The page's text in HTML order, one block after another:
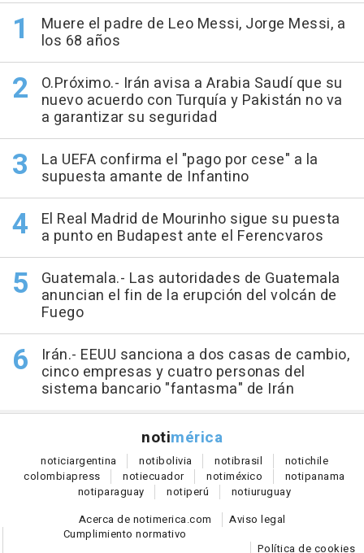
Muere el padre de Leo Messi, Jorge Messi, a
los 68 años
O.Próximo.- Irán avisa a Arabia Saudí que su
nuevo acuerdo con Turquía y Pakistán no va
a garantizar su seguridad
La UEFA confirma el "pago por cese" a la
supuesta amante de Infantino
El Real Madrid de Mourinho sigue su puesta
a punto en Budapest ante el Ferencvaros
Guatemala.- Las autoridades de Guatemala
anuncian el fin de la erupción del volcán de
Fuego
Irán.- EEUU sanciona a dos casas de cambio,
cinco empresas y cuatro personas del
sistema bancario "fantasma" de Irán
notimérica
noticiargentina notibolivia notibrasil notichile
colombiapress notiecuador notiméxico notipanama
notiparaguay notiperú notiuruguay
Acerca de notimerica.com
Aviso legal
Cumplimiento normativo
Política de cookies